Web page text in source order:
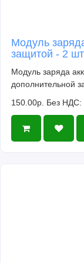
Модуль
защитой - 2 шт
Модуль заряда
дополнительной
150.00р. Без НДС: